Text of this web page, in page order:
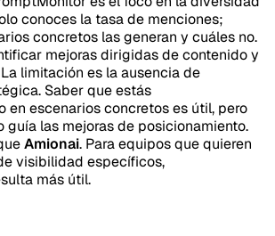
conoces la tasa de menciones;
concretos las generan y cuáles no.
mejoras dirigidas de contenido y
limitación es la ausencia de
Saber que estás
en escenarios concretos es útil, pero
guía las mejoras de posicionamiento.
Amionai. Para equipos que quieren
visibilidad específicos,
más útil.